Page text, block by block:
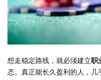
想走稳定路线，就必须建立职
态。真正能长久盈利的人，几